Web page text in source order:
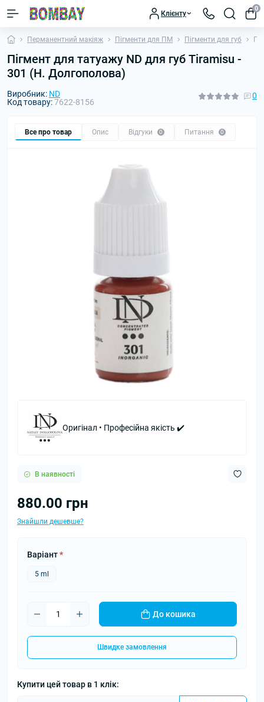
Клієнту
0
Перманентний макіяж Пігменти для ПМ Пігменти для губ
Пігмент для татуажу ND для губ Tiramisu -
301 (Н. Долгополова)
Виробник: ND
Код товару:7622-8156
0
Все про товар Опис Відгуки 0 Питання 0
Оригінал • Професійна якість ✔️
В наявності
880.00 грн
Знайшли дешевше?
Варіант*
5 ml
До кошика
Швидке замовлення
Купити цей товар в 1 клік: